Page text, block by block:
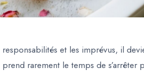
et les imprévus, il
rarement le temps de s’arrêter